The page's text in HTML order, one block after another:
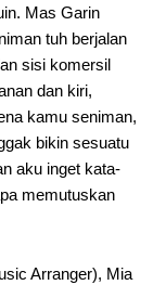
Mas Garin
tuh berjalan
sisi komersil
dan kiri,
kamu seniman,
bikin sesuatu
aku inget kata-
memutuskan
Arranger), Mia